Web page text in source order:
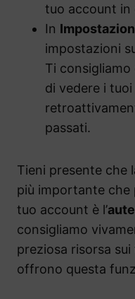
tuo account in
In
impostazioni
Ti
di vedere i
passati.
Tieni presente che
più importante che
tuo account è l’
consigliamo
preziosa risorsa
offrono questa